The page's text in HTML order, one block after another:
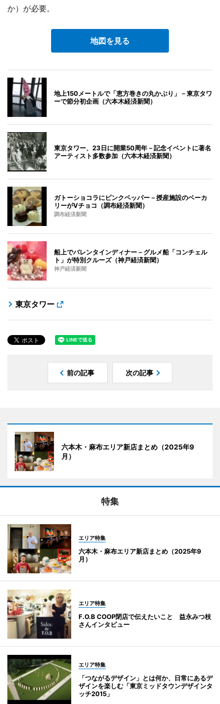
か）が必要。
地図を見る
地上150メートルで「恵方巻きの丸かぶり」－東京タワ
ーで節分初企画（六本木経済新聞）
東京タワー、23日に開業50周年－記念イベントに著名
アーティスト多数参加（六本木経済新聞）
ガトーショコラにピンクペッパー－授産施設のベーカ
リーがVチョコ（調布経済新聞）
調布経済新聞
船上でバレンタインディナー－グルメ船「コンチェル
ト」が特別クルーズ（神戸経済新聞）
神戸経済新聞
東京タワー
前の記事 次の記事
六本木・麻布エリア新店まとめ（2025年9
月）
特集
エリア特集
六本木・麻布エリア新店まとめ（2025年9
月）
エリア特集
F.O.B COOP閉店で伝えたいこと 益永みつ枝
さんインタビュー
エリア特集
「つながるデザイン」とは何か、日常にあるデ
ザインを楽しむ「東京ミッドタウンデザインタ
ッチ2015」